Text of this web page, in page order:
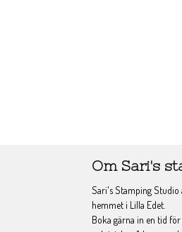
Om Sari's
Sari's Stamping
hemmet i Lilla Edet.
Boka gärna in en tid